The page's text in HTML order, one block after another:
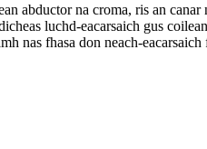
abductor na croma, ris an
luchd-eacarsaich gus
nas fhasa don neach-